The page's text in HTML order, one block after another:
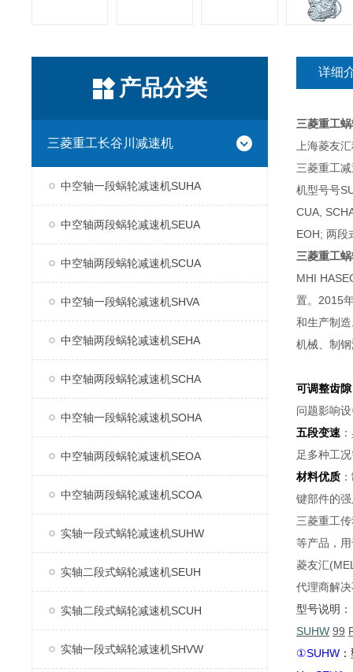
产品分类
三菱重工长谷川减速机
中空轴一段蜗轮减速机SUHA
中空轴两段蜗轮减速机SEUA
中空轴两段蜗轮减速机SCUA
中空轴一段蜗轮减速机SHVA
中空轴两段蜗轮减速机SEHA
中空轴两段蜗轮减速机SCHA
中空轴一段蜗轮减速机SOHA
中空轴两段蜗轮减速机SEOA
中空轴两段蜗轮减速机SCOA
实轴一段式蜗轮减速机SUHW
实轴二段式蜗轮减速机SEUH
实轴二段式蜗轮减速机SCUH
实轴一段式蜗轮减速机SHVW
详细
三菱重工
上海菱友
三菱重工
机型号号
CUA,
EOH; 两段
三菱重工
MHI
置。2015
和生产制
机械、制
可调整齿隙
问题影响
五段变速
足多种工
材料优质
键部件的
三菱重工
等产品，
菱友汇
代理商解
型号说明：
SUHW 99
①SUHW